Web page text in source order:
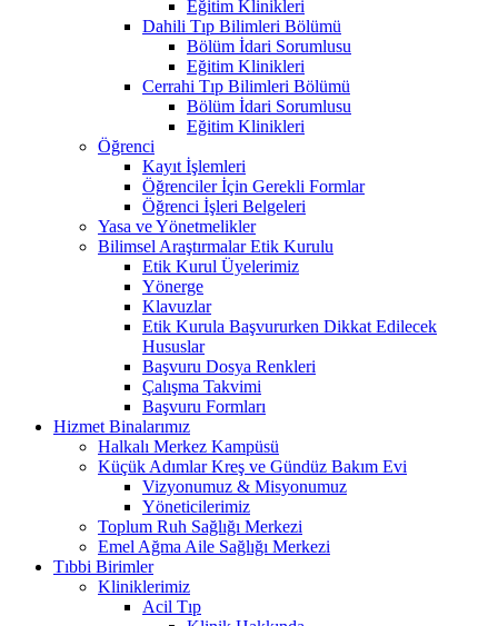
Eğitim Klinikleri
Dahili Tıp Bilimleri Bölümü
Bölüm İdari Sorumlusu
Eğitim Klinikleri
Cerrahi Tıp Bilimleri Bölümü
Bölüm İdari Sorumlusu
Eğitim Klinikleri
Öğrenci
Kayıt İşlemleri
Öğrenciler İçin Gerekli Formlar
Öğrenci İşleri Belgeleri
Yasa ve Yönetmelikler
Bilimsel Araştırmalar Etik Kurulu
Etik Kurul Üyelerimiz
Yönerge
Klavuzlar
Etik Kurula Başvururken Dikkat Edilecek
Hususlar
Başvuru Dosya Renkleri
Çalışma Takvimi
Başvuru Formları
Hizmet Binalarımız
Halkalı Merkez Kampüsü
Küçük Adımlar Kreş ve Gündüz Bakım Evi
Vizyonumuz & Misyonumuz
Yöneticilerimiz
Toplum Ruh Sağlığı Merkezi
Emel Ağma Aile Sağlığı Merkezi
Tıbbi Birimler
Kliniklerimiz
Acil Tıp